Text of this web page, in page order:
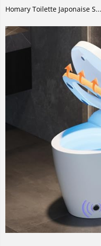
Homary Toilette Japonaise S...